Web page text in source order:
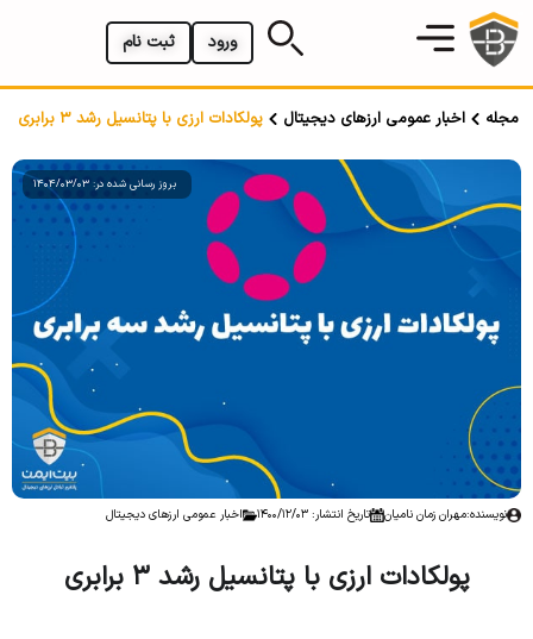
ثبت نام ورود
مجله اخبار عمومی ارزهای دیجیتال پولکادات ارزی با پتانسیل رشد 3 برابری
بروز رسانی شده در: 1404/03/03
نویسنده:مهران زمان نامیان تاریخ انتشار: 1400/12/03 اخبار عمومی ارزهای دیجیتال
پولکادات ارزی با پتانسیل رشد 3 برابری